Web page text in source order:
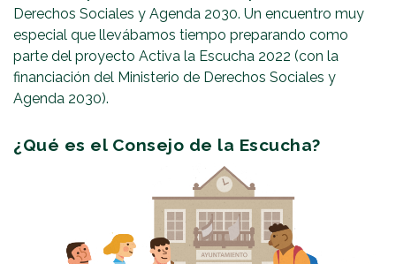
Derechos Sociales y Agenda 2030. Un encuentro muy
especial que llevábamos tiempo preparando como
parte del proyecto Activa la Escucha 2022 (con la
financiación del Ministerio de Derechos Sociales y
Agenda 2030).
¿Qué es el Consejo de la Escucha?